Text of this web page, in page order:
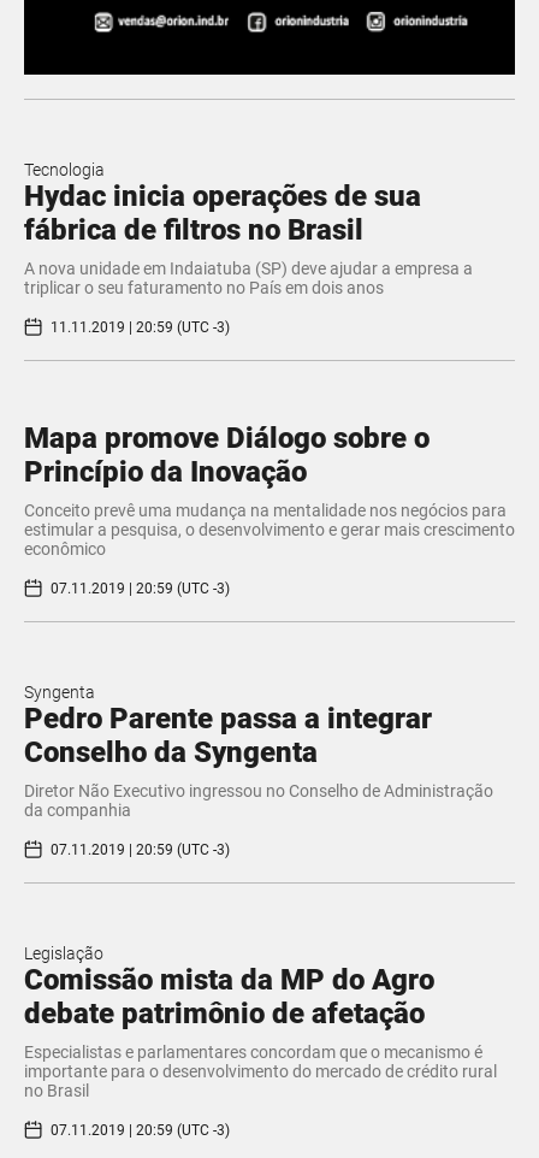
Tecnologia
Hydac inicia operações de sua
fábrica de filtros no Brasil
A nova unidade em Indaiatuba (SP) deve ajudar a empresa a
triplicar o seu faturamento no País em dois anos
11.11.2019 | 20:59 (UTC -3)
Mapa promove Diálogo sobre o
Princípio da Inovação
Conceito prevê uma mudança na mentalidade nos negócios para
estimular a pesquisa, o desenvolvimento e gerar mais crescimento
econômico
07.11.2019 | 20:59 (UTC -3)
Syngenta
Pedro Parente passa a integrar
Conselho da Syngenta
Diretor Não Executivo ingressou no Conselho de Administração
da companhia
07.11.2019 | 20:59 (UTC -3)
Legislação
Comissão mista da MP do Agro
debate patrimônio de afetação
Especialistas e parlamentares concordam que o mecanismo é
importante para o desenvolvimento do mercado de crédito rural
no Brasil
07.11.2019 | 20:59 (UTC -3)